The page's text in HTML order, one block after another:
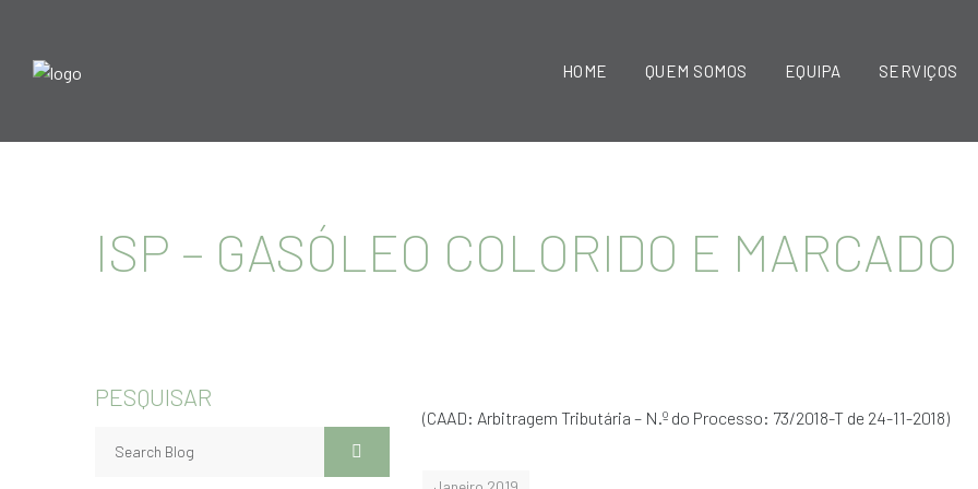
HOME QUEM SOMOS EQUIPA SERVIÇOS
ISP – GASÓLEO COLORIDO E MARCADO
(CAAD: Arbitragem Tributária – N.º do Processo: 73/2018-T de 24-11-2018)
PESQUISAR